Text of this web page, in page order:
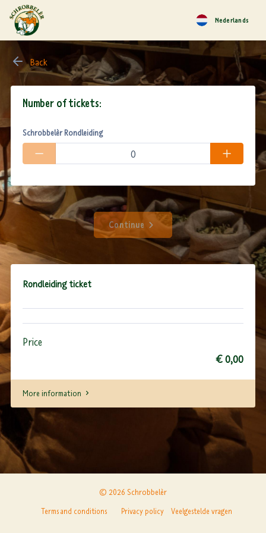
Nederlands
Back
Number of tickets:
Schrobbelèr Rondleiding
Continue
Rondleiding ticket
Price
€ 0,00
More information
© 2026 Schrobbelèr
Terms and conditions Privacy policy Veelgestelde vragen